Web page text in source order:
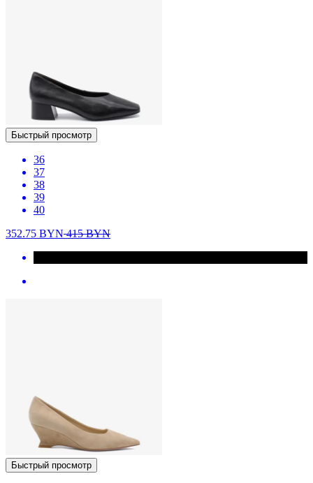
Быстрый просмотр
36
37
38
39
40
352.75 BYN415BYN
Быстрый просмотр